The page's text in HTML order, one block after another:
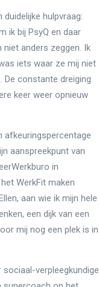
hulpvraag:
ik bij PsyQ en daar
niet anders zeggen. Ik
iets waar ze mij niet
De constante dreiging
keer weer opnieuw
afkeuringspercentage
aanspreekpunt van
in
WerkFit maken
aan wie ik mijn hele
een dijk van een
mij nog een plek is in
sociaal-verpleegkundige